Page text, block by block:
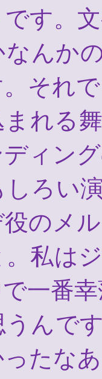
す。
んか
それ
れる
ィン
ろい
のメ
私は
一番
んで
たな